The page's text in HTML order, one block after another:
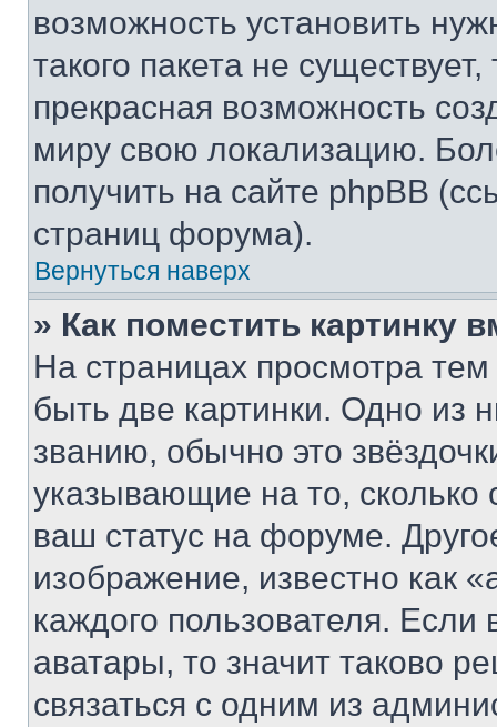
возможность установить
такого пакета не
прекрасная возможность
миру свою локализацию.
получить на сайте phpBB
страниц форума).
Вернуться наверх
» Как поместить картинку
На страницах просмотра
быть две картинки. Одно из
званию, обычно это
указывающие на то,
ваш статус на форуме.
изображение, известно как
каждого пользователя.
аватары, то значит таково
связаться с одним из